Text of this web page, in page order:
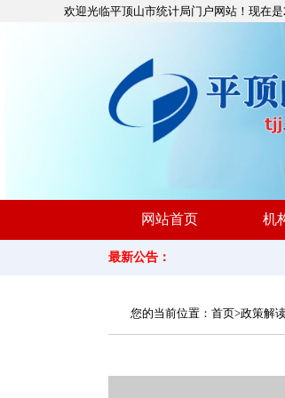
欢迎光临平顶山市统计局门户网站！现在是
网站首页 机
最新公告：
您的当前位置： 首页>政策解